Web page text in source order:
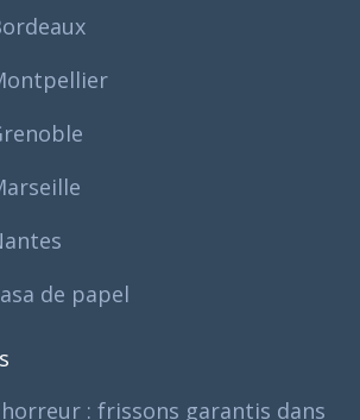
de papel
horreur : frissons garantis dans